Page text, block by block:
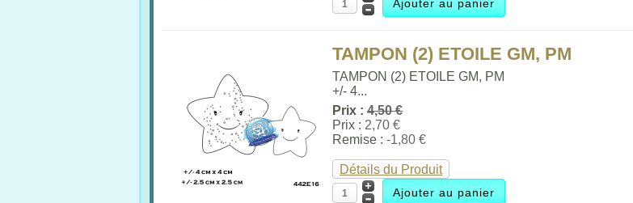
TAMPON (2) ETOILE GM, PM
TAMPON (2) ETOILE GM, PM
+/- 4...
Prix :4,50 €
Prix : 2,70 €
Remise :-1,80 €
Détails du Produit